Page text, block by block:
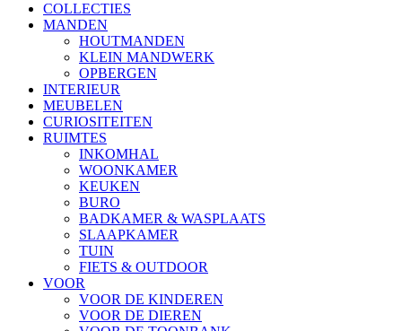
COLLECTIES
MANDEN
HOUTMANDEN
KLEIN MANDWERK
OPBERGEN
INTERIEUR
MEUBELEN
CURIOSITEITEN
RUIMTES
INKOMHAL
WOONKAMER
KEUKEN
BURO
BADKAMER & WASPLAATS
SLAAPKAMER
TUIN
FIETS & OUTDOOR
VOOR
VOOR DE KINDEREN
VOOR DE DIEREN